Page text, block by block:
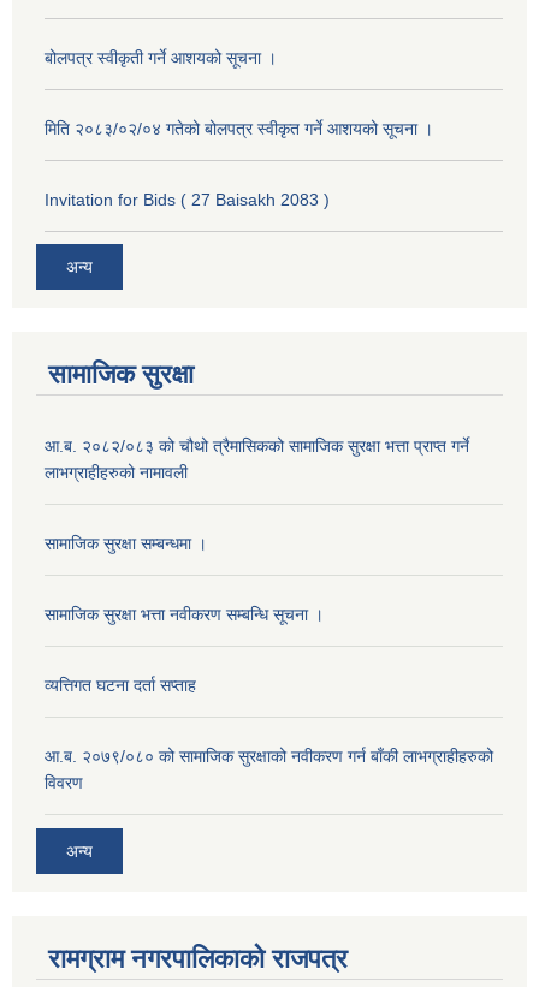
बोलपत्र स्वीकृती गर्ने आशयको सूचना ।
मिति २०८३/०२/०४ गतेको बोलपत्र स्वीकृत गर्ने आशयको सूचना ।
Invitation for Bids ( 27 Baisakh 2083 )
अन्य
सामाजिक सुरक्षा
आ.ब. २०८२/०८३ को चौथो त्रैमासिकको सामाजिक सुरक्षा भत्ता प्राप्त गर्ने
लाभग्राहीहरुको नामावली
सामाजिक सुरक्षा सम्बन्धमा ।
सामाजिक सुरक्षा भत्ता नवीकरण सम्बन्धि सूचना ।
व्यत्तिगत घटना दर्ता सप्ताह
आ.ब. २०७९/०८० को सामाजिक सुरक्षाको नवीकरण गर्न बाँकी लाभग्राहीहरुको
विवरण
अन्य
रामग्राम नगरपालिकाको राजपत्र